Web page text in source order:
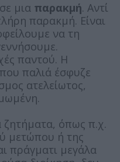
μια παρακμή. Αντί
παρακμή. Είναι
να τη
παντού. Η
παλιά έσφυζε
ατελείωτος,
όπως π.χ.
μετώπου ή της
πράγματι μεγάλα